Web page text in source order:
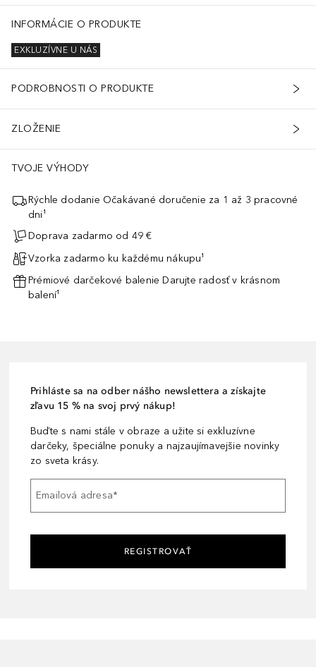
INFORMÁCIE O PRODUKTE
EXKLUZÍVNE U NÁS
PODROBNOSTI O PRODUKTE
ZLOŽENIE
TVOJE VÝHODY
Rýchle dodanie Očakávané doručenie za 1 až 3 pracovné
dni¹
Doprava zadarmo od 49 €
Vzorka zadarmo ku každému nákupu¹
Prémiové darčekové balenie Darujte radosť v krásnom
balení¹
Prihláste sa na odber nášho newslettera a získajte
zľavu 15 % na svoj prvý nákup!
Buďte s nami stále v obraze a užite si exkluzívne
darčeky, špeciálne ponuky a najzaujímavejšie novinky
zo sveta krásy.
Emailová adresa*
REGISTROVAŤ